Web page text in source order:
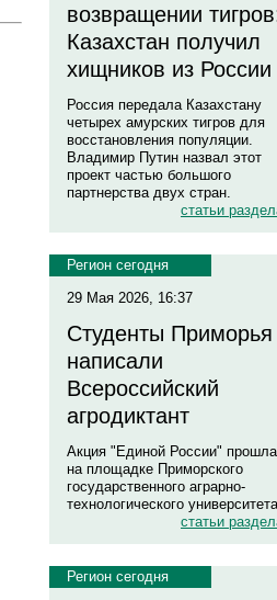
возвращении
Казахстан получил
хищников из России
Россия передала Казахстану
четырех амурских тигров для
восстановления популяции.
Владимир Путин назвал этот
проект частью большого
партнерства двух стран.
статьи
Регион сегодня
29 Мая 2026, 16:37
Студенты Приморья
написали
Всероссийский
агродиктант
Акция "Единой России" прошла
на площадке Приморского
государственного аграрно-
технологического университета
статьи
Регион сегодня